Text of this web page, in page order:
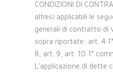
CONDIZIONI DI
altresì applicabili le
generali di contratto di
sopra riportate: art. 4
8; art. 9; art. 10 1°
L’applicazione di dette